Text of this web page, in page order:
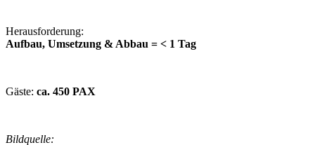
Herausforderung:
Aufbau, Umsetzung & Abbau = < 1 Tag
Gäste: ca. 450 PAX
Bildquelle: